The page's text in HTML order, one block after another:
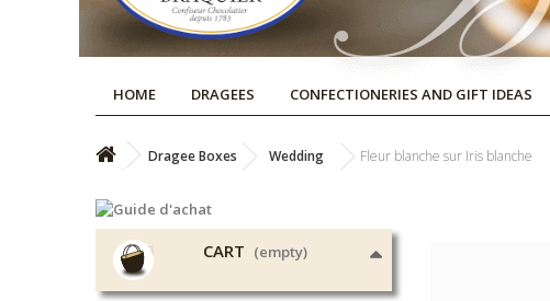
HOME DRAGEES CONFECTIONERIES AND GIFT IDEAS
Dragee Boxes Wedding Fleur blanche sur Iris blanche
CART (empty)